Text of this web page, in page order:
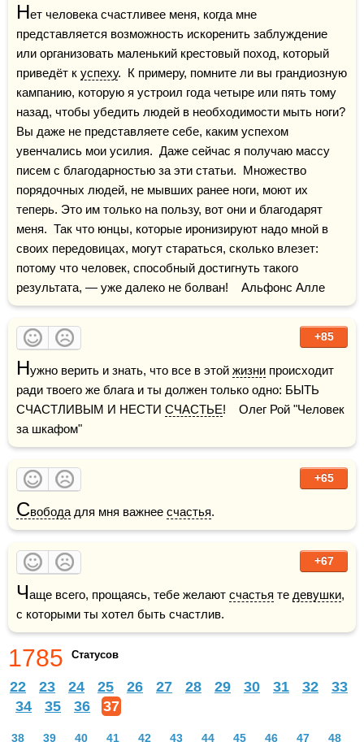
Нет человека счастливее меня, когда мне
представляется возможность искоренить заблуждение
или организовать маленький крестовый поход, который
приведёт к успеху.  К примеру, помните ли вы грандиозную
кампанию, которую я устроил года четыре или пять тому
назад, чтобы убедить людей в необходимости мыть ноги?
Вы даже не представляете себе, каким успехом
увенчались мои усилия.  Даже сейчас я получаю массу
писем с благодарностью за эти статьи.  Множество
порядочных людей, не мывших ранее ноги, моют их
теперь. Это им только на пользу, вот они и благодарят
меня.  Так что юнцы, которые иронизируют надо мной в
своих передовицах, могут стараться, сколько влезет:
потому что человек, способный достигнуть такого
результата, — уже далеко не болван!    Альфонс Алле
+85
Нужно верить и знать, что все в этой жизни происходит
ради твоего же блага и ты должен только одно: БЫТЬ
СЧАСТЛИВЫМ И НЕСТИ СЧАСТЬЕ!    Олег Рой "Человек
за шкафом"
+65
Свобода для мня важнее счастья.
+67
Чаще всего, прощаясь, тебе желают счастья те девушки,
с которыми ты хотел быть счастлив.
1785 Статусов
22 23 24 25 26 27 28 29 30 31 32
33
34
35 36 37
38 39 40 41 42 43 44 45 46 47 48